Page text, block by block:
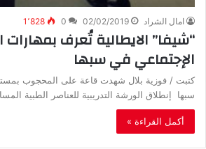
امال الشراد 02/02/2019
0 1٬828
“شيفا” الايطالية تُعرف
الإجتماعي في سبها
كتبت / فوزية بلال شهدت قاعة على المحجوب
سبها إنطلاق الورشة التدريبية للعناصر الطبية
أكمل القراءة »